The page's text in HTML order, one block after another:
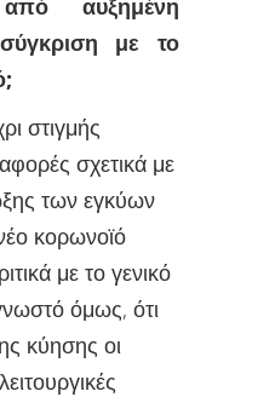
από αυξημένη
με το
στιγμής
σχετικά με
των εγκύων
κορωνοϊό
με το γενικό
όμως, ότι
κύησης οι